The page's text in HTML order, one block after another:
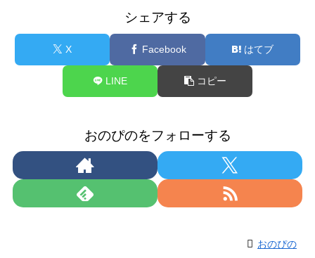
シェアする
X Facebook はてブ
LINE コピー
おのぴのをフォローする
おのぴの